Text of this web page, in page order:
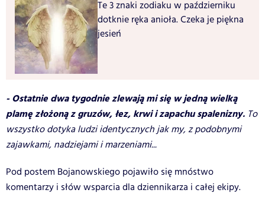
Te 3 znaki zodiaku w październiku
dotknie ręka anioła. Czeka je piękna
jesień
- Ostatnie dwa tygodnie zlewają mi się w jedną wielką
plamę złożoną z gruzów, łez, krwi i zapachu spalenizny. To
wszystko dotyka ludzi identycznych jak my, z podobnymi
zajawkami, nadziejami i marzeniami...
Pod postem Bojanowskiego pojawiło się mnóstwo
komentarzy i słów wsparcia dla dziennikarza i całej ekipy.